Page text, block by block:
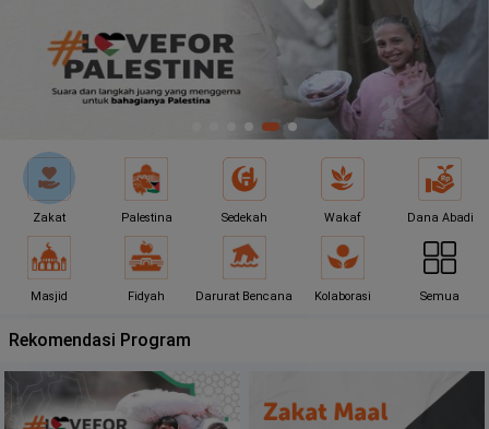
Zakat Palestina Sedekah Wakaf Dana Abadi
Masjid Fidyah Darurat Bencana Kolaborasi Semua
Rekomendasi Program